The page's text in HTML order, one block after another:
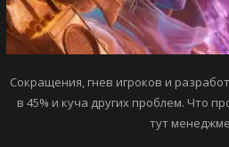
Сокращения, гнев игроков и
в 45% и куча других проблем. Что
тут